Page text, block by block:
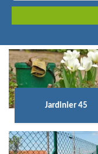
Jardinier 45